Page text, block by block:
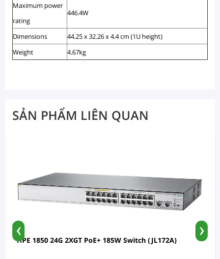
Maximum power
rating
446.4W
Dimensions
44.25 x 32.26 x 4.4 cm (1U height)
Weight
4.67kg
SẢN PHẨM LIÊN QUAN
HPE 1850 24G 2XGT PoE+ 185W Switch (JL172A)
‹ ›